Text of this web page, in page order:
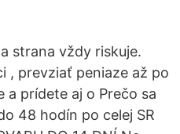
strana vždy riskuje.
, prevziať peniaze až po
a prídete aj o Prečo sa
48 hodín po celej SR